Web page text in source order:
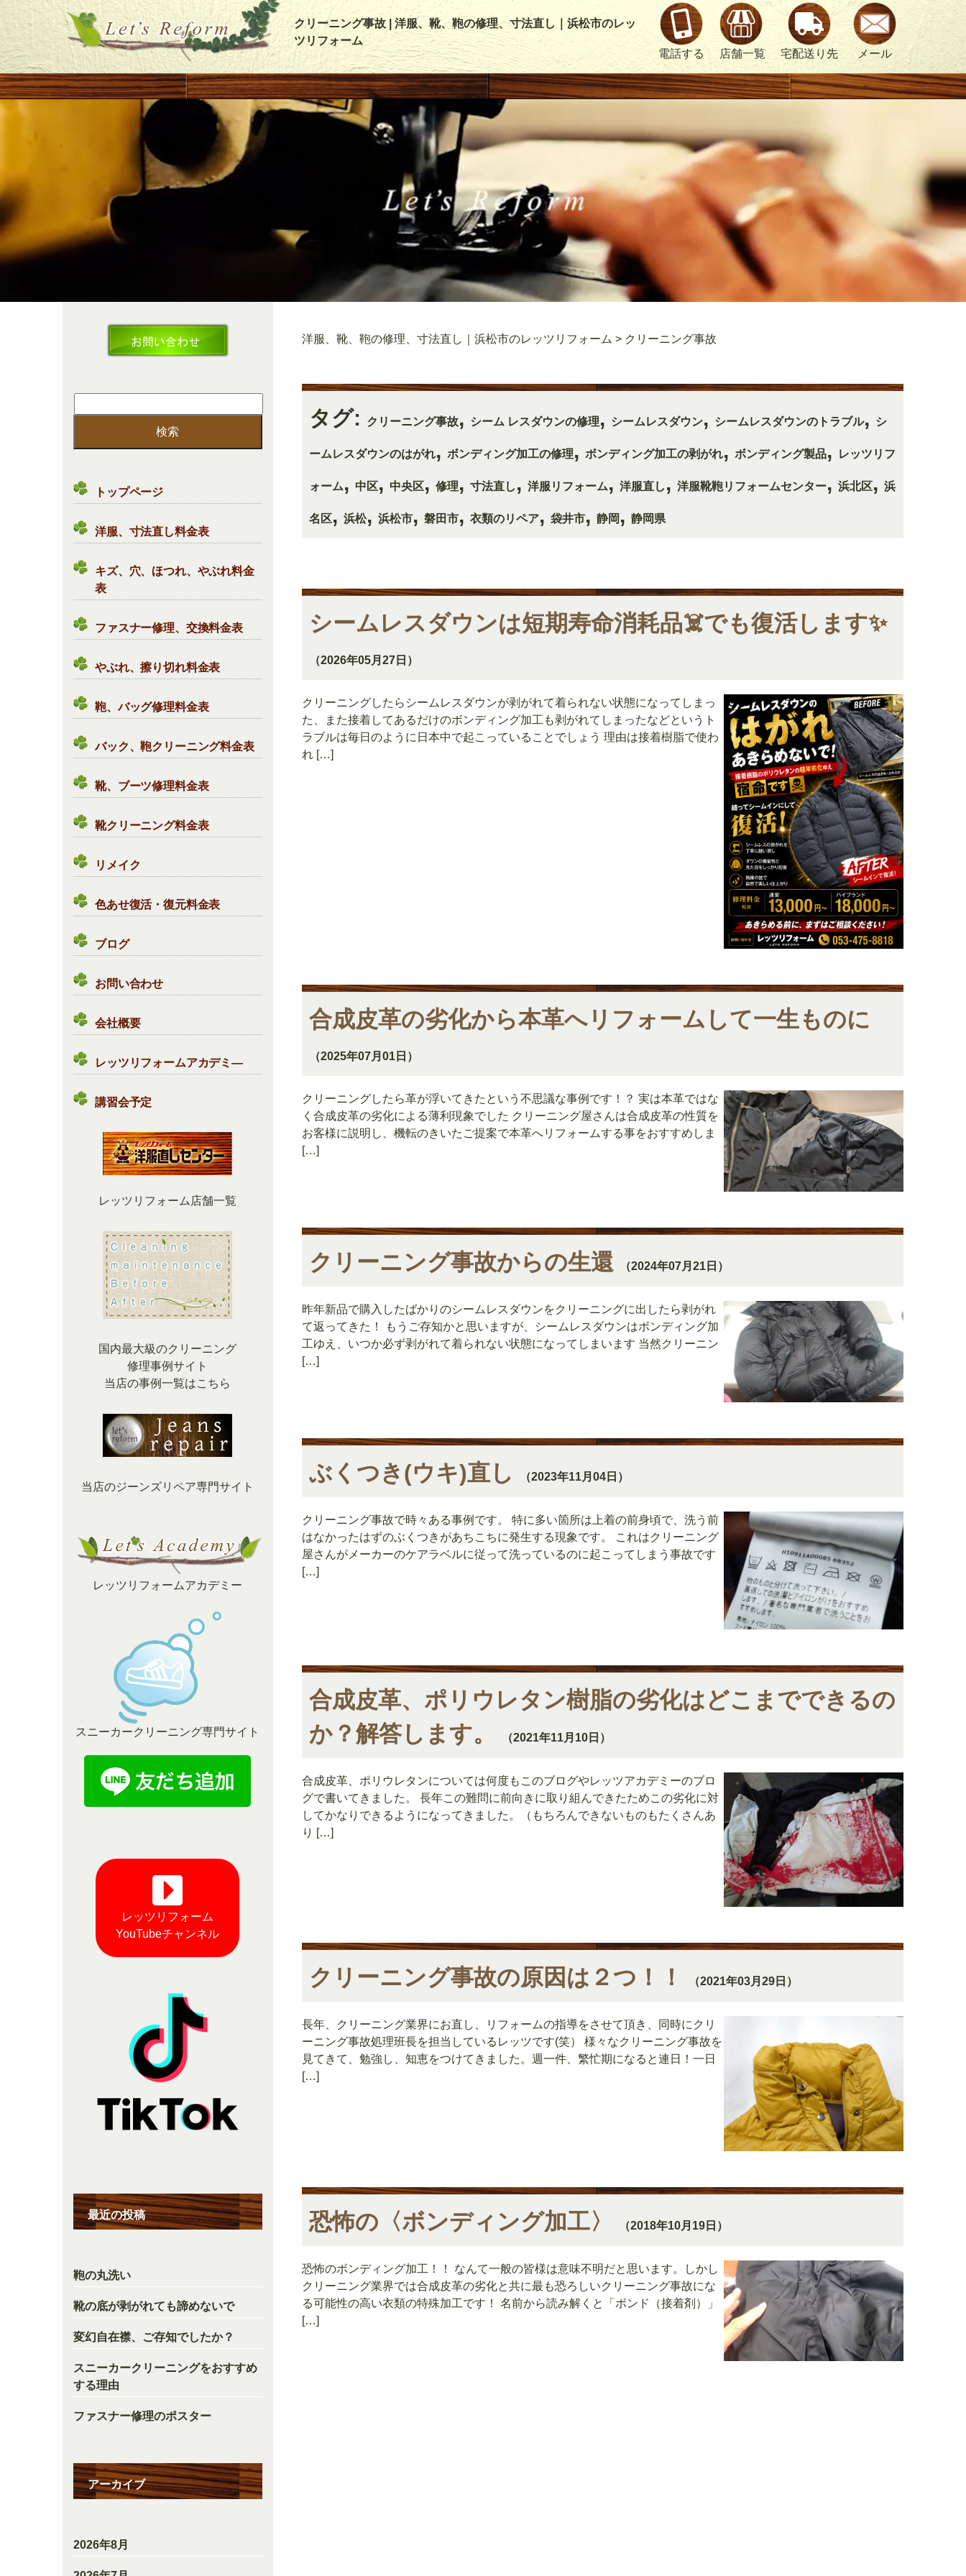
クリーニング事故 | 洋服、靴、鞄の修理、寸法直し｜浜松市のレッ
ツリフォーム
電話する
店舗一覧 宅配送り先 メール
索:
トップページ
洋服、寸法直し料金表
キズ、穴、ほつれ、やぶれ料金
表
ファスナー修理、交換料金表
やぶれ、擦り切れ料金表
鞄、バッグ修理料金表
バック、鞄クリーニング料金表
靴、ブーツ修理料金表
靴クリーニング料金表
リメイク
色あせ復活・復元料金表
ブログ
お問い合わせ
会社概要
レッツリフォームアカデミ―
講習会予定
レッツリフォーム店舗一覧
国内最大級のクリーニング
修理事例サイト
当店の事例一覧はこちら
当店のジーンズリペア専門サイト
レッツリフォームアカデミー
スニーカークリーニング専門サイト
レッツリフォーム
YouTubeチャンネル
最近の投稿
鞄の丸洗い
靴の底が剥がれても諦めないで
変幻自在襟、ご存知でしたか？
スニーカークリーニングをおすすめ
する理由
ファスナー修理のポスター
アーカイブ
2026年8月
洋服、靴、鞄の修理、寸法直し｜浜松市のレッツリフォーム > クリーニング事故
タグ: クリーニング事故, シーム レスダウンの修理, シームレスダウン, シームレスダウンのトラブル, シ
ームレスダウンのはがれ, ボンディング加工の修理, ボンディング加工の剥がれ, ボンディング製品, レッツリフ
ォーム, 中区, 中央区, 修理, 寸法直し , 洋服リフォーム, 洋服直し , 洋服靴鞄リフォームセンター, 浜北区, 浜
名区, 浜松, 浜松市, 磐田市, 衣類のリペア, 袋井市, 静岡, 静岡県
シームレスダウンは短期寿命消耗品☠️でも復活します✨
（2026年05月27日）
クリーニングしたらシームレスダウンが剥がれて着られない状態になってしまっ
た、また接着してあるだけのボンディング加工も剥がれてしまったなどというト
ラブルは毎日のように日本中で起こっていることでしょう 理由は接着樹脂で使わ
れ […]
合成皮革の劣化から本革へリフォームして一生ものに
（2025年07月01日）
クリーニングしたら革が浮いてきたという不思議な事例です！？ 実は本革ではな
く合成皮革の劣化による薄利現象でした クリーニング屋さんは合成皮革の性質を
お客様に説明し、機転のきいたご提案で本革へリフォームする事をおすすめしま
[…]
クリーニング事故からの生還 （2024年07月21日）
昨年新品で購入したばかりのシームレスダウンをクリーニングに出したら剥がれ
て返ってきた！ もうご存知かと思いますが、シームレスダウンはボンディング加
工ゆえ、いつか必ず剥がれて着られない状態になってしまいます 当然クリーニン
[…]
ぶくつき(ウキ)直し （2023年11月04日）
クリーニング事故で時々ある事例です。 特に多い箇所は上着の前身頃で、洗う前
はなかったはずのぶくつきがあちこちに発生する現象です。 これはクリーニング
屋さんがメーカーのケアラベルに従って洗っているのに起こってしまう事故です
[…]
合成皮革、ポリウレタン樹脂の劣化はどこまでできるの
か？解答します。
（2021年11月10日）
合成皮革、ポリウレタンについては何度もこのブログやレッツアカデミーのブロ
グで書いてきました。 長年この難問に前向きに取り組んできたためこの劣化に対
してかなりできるようになってきました。（もちろんできないものもたくさんあ
り […]
クリーニング事故の原因は２つ！！ （2021年03月29日）
長年、クリーニング業界にお直し、リフォームの指導をさせて頂き、同時にクリ
ーニング事故処理班長を担当しているレッツです(笑） 様々なクリーニング事故を
見てきて、勉強し、知恵をつけてきました。週一件、繁忙期になると連日！一日
[…]
恐怖の〈ボンディング加工〉 （2018年10月19日）
恐怖のボンディング加工！！ なんて一般の皆様は意味不明だと思います。しかし
クリーニング業界では合成皮革の劣化と共に最も恐ろしいクリーニング事故にな
る可能性の高い衣類の特殊加工です！ 名前から読み解くと「ボンド（接着剤）」
[…]